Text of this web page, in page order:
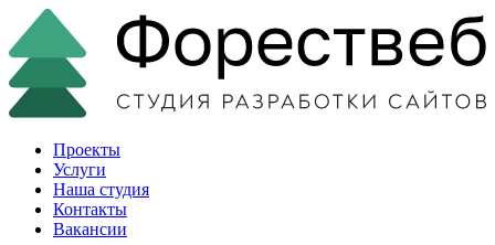
Проекты
Услуги
Наша студия
Контакты
Вакансии